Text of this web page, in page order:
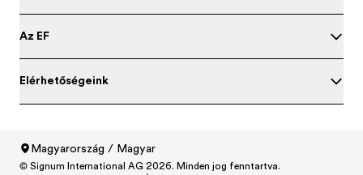
Az EF
Elérhetőségeink
Magyarország / Magyar
North America/Canada / English
© Signum International AG 2026. Minden jog fenntartva.